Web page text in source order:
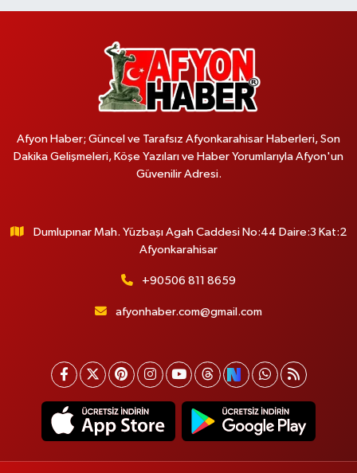
Afyon Haber; Güncel ve Tarafsız Afyonkarahisar Haberleri, Son
Dakika Gelişmeleri, Köşe Yazıları ve Haber Yorumlarıyla Afyon'un
Güvenilir Adresi.
Dumlupınar Mah. Yüzbaşı Agah Caddesi No:44 Daire:3 Kat:2
Afyonkarahisar
+90506 811 8659
afyonhaber.com@gmail.com